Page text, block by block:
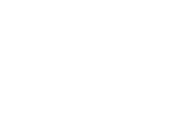
inser man inte värdet
ha fått hjälp så snabbt
allvar, avslutar